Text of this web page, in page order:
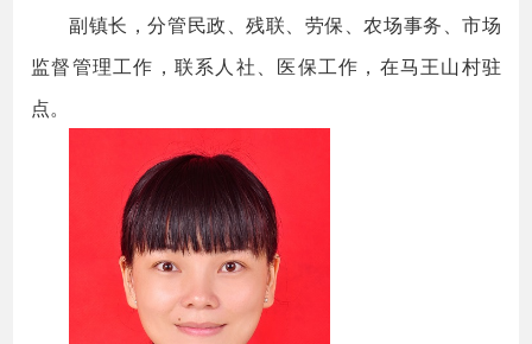
副镇长，分管民政、残联、劳保、农场事务、市场
监督管理工作，联系人社、医保工作，在马王山村驻
点。